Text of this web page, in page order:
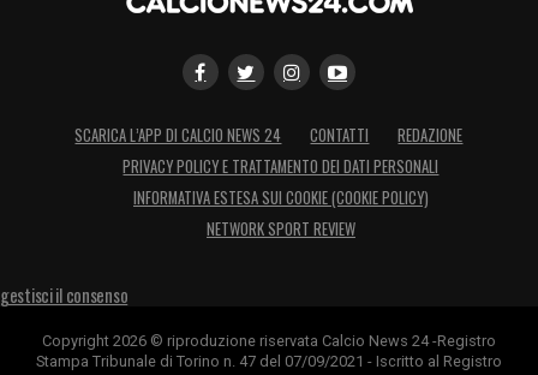
SCARICA L’APP DI CALCIO NEWS 24 CONTATTI
REDAZIONE
PRIVACY POLICY E TRATTAMENTO DEI DATI PERSONALI
INFORMATIVA ESTESA SUI COOKIE (COOKIE POLICY)
NETWORK SPORT REVIEW
gestisci il consenso
Copyright 2026 © riproduzione riservata Calcio News 24 -Registro
Stampa Tribunale di Torino n. 47 del 07/09/2021 - Iscritto al Registro